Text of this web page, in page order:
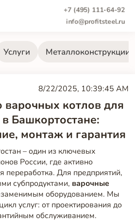
+7 (495) 111-64-92
info@profitsteel.ru
Услуги Металлоконструкции
8/22/2025, 10:39:45 AM
варочных котлов для
Башкортостане:
монтаж и гарантия
– один из ключевых
России, где активно
переработка. Для предприятий,
субпродуктами, варочные
оборудованием. Мы
услуг: от проектирования до
обслуживанием.